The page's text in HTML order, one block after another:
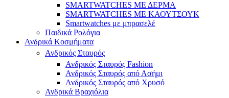
SMARTWATCHES ΜΕ ΔΕΡΜΑ
SMARTWATCHES ΜΕ ΚΑΟΥΤΣΟΥΚ
Smartwatches με μπρασελέ
Παιδικά Ρολόγια
Ανδρικά Κοσμήματα
Ανδρικός Σταυρός
Ανδρικός Σταυρός Fashion
Ανδρικός Σταυρός από Ασήμι
Ανδρικός Σταυρός από Χρυσό
Ανδρικά Βραχιόλια